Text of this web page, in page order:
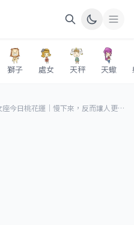
獅子 處女 天秤 天蠍
【2026/07/09】 處女座今日桃花運｜慢下來，反而讓人更想靠近你